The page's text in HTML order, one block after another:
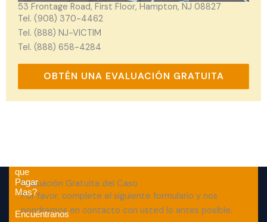
53 Frontage Road, First Floor, Hampton, NJ 08827
Tel. (908) 370-4462
Tel. (888) NJ-VICTIM
Tel. (888) 658-4284
OBTÉN UNA EVALUACIÓN GRATUITA
Evaluación Gratuita del Caso
Por favor, complete el siguiente formulario y nos
pondremos en contacto con usted lo antes posible.
que
Pagar
Mas?
Encuéntranos